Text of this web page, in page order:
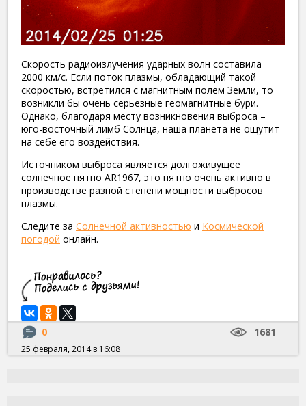
Скорость радиоизлучения ударных волн составила
2000 км/с. Если поток плазмы, обладающий такой
скоростью, встретился с магнитным полем Земли, то
возникли бы очень серьезные геомагнитные бури.
Однако, благодаря месту возникновения выброса –
юго-восточный лимб Солнца, наша планета не ощутит
на себе его воздействия.
Источником выброса является долгоживущее
солнечное пятно AR1967, это пятно очень активно в
производстве разной степени мощности выбросов
плазмы.
Следите за Солнечной активностью и Космической
погодой онлайн.
0 1681
25 февраля, 2014 в 16:08